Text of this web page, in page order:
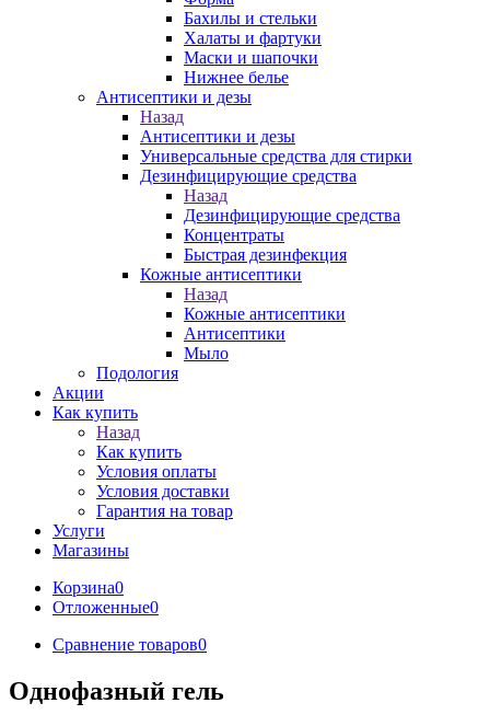
Бахилы и стельки
Халаты и фартуки
Маски и шапочки
Нижнее белье
Антисептики и дезы
Назад
Антисептики и дезы
Универсальные средства для стирки
Дезинфицирующие средства
Назад
Дезинфицирующие средства
Концентраты
Быстрая дезинфекция
Кожные антисептики
Назад
Кожные антисептики
Антисептики
Мыло
Подология
Акции
Как купить
Назад
Как купить
Условия оплаты
Условия доставки
Гарантия на товар
Услуги
Магазины
Корзина0
Отложенные0
Сравнение товаров0
Однофазный гель